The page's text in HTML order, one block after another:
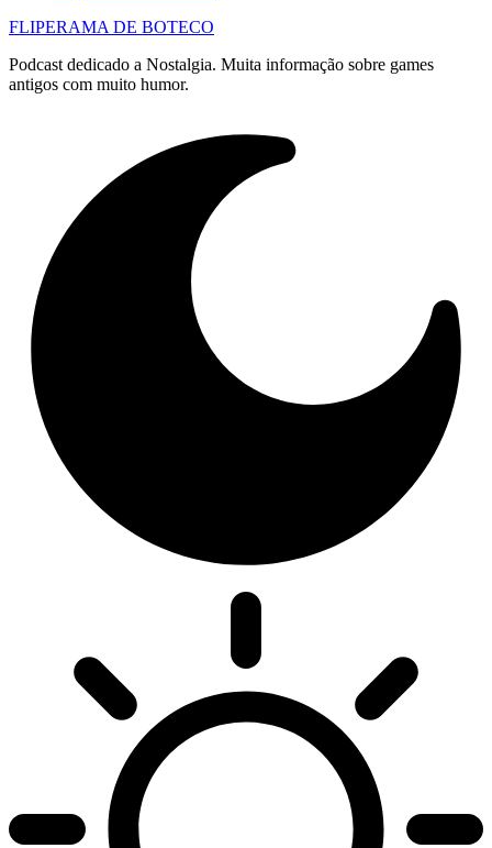
FLIPERAMA DE BOTECO
Podcast dedicado a Nostalgia. Muita informação sobre games
antigos com muito humor.